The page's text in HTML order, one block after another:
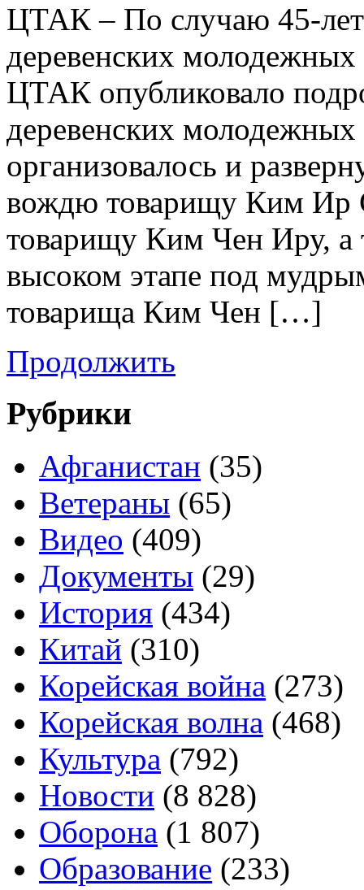
ЦТАК – По случаю 45-
деревенских молодежных
ЦТАК опубликовало
деревенских молодежных
организовалось и
вождю товарищу Ким Ир
товарищу Ким Чен Иру, а
высоком этапе под
товарища Ким Чен […]
Продолжить
Рубрики
Афганистан (35)
Ветераны (65)
Видео (409)
Документы (29)
История (434)
Китай (310)
Корейская война (273)
Корейская волна (468)
Культура (792)
Новости (8 828)
Оборона (1 807)
Образование (233)